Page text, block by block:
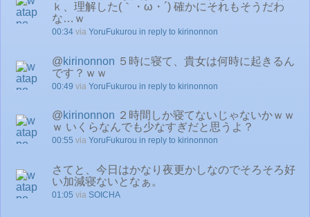
ｋ、理解した(｀・ω・´) 確かにそれもそうだわ
な…ｗ
00:34 via YoruFukurou in reply to kirinonnon
@kirinonnon ５時に寝て、貴女は何時に起きるん
です？ｗｗ
00:49 via YoruFukurou in reply to kirinonnon
@kirinonnon ２時間しか寝てないじゃないかｗｗ
ｗ いくらなんでも少なすぎだと思うよ？
00:55 via YoruFukurou in reply to kirinonnon
さてと、今日はかなり夜更かしなのでそろそろ好
い加減寝ないとなぁ。
01:05 via SOICHA